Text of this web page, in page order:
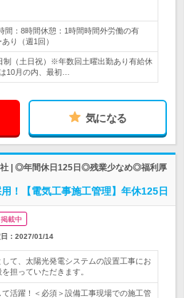
間：8時間休憩：1時間時間外労働の有
り（週1回）
制（土日祝）※年数回土曜出勤あり有給休
10月の内、最初…
気になる
社 | ◎年間休日125日◎残業少なめ◎福利厚
！【電気工事施工管理】年休125日
載中
： 2027/01/14
て、太陽光発電システムの設置工事にお
担っていただきます。
活躍！＜必須＞設備工事現場での施工管